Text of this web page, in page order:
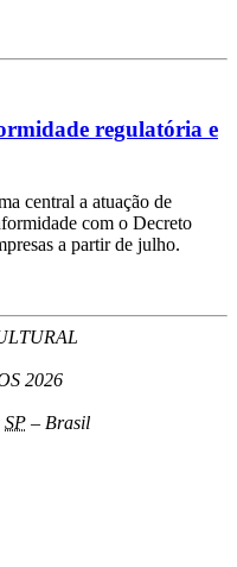
regulatória e
central a atuação de
com o Decreto
a partir de julho.
2026
SP – Brasil